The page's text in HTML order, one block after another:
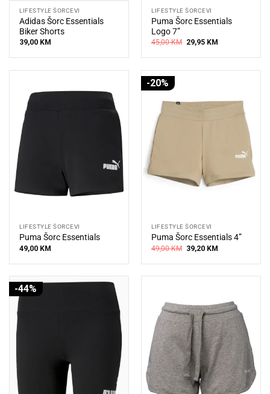
LIFESTYLE ŠORCEVI
Adidas Šorc Essentials
Biker Shorts
39,00 KM
LIFESTYLE ŠORCEVI
Puma Šorc Essentials
Logo 7”
45,00KM Original
was:
29,95 KMCurrent
is:
LIFESTYLE ŠORCEVI
Puma Šorc Essentials
49,00 KM
-20%
LIFESTYLE ŠORCEVI
Puma Šorc Essentials 4”
49,00KM Original
price
was:
39,20 KMCurrent
is:
-44%